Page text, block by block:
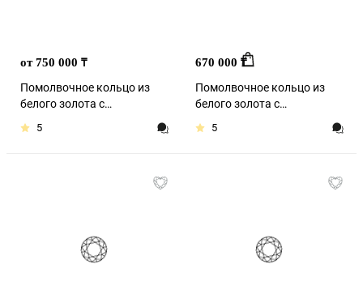
Помолвочное кольцо из
белого золота с
от 750 000 ₸
5
Помолвочное кольцо из
белого золота с
670 000 ₸
5